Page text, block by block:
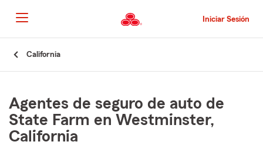
al
contenido
principal
Iniciar Sesión
California
Agentes de seguro de auto de
State Farm en Westminster,
California